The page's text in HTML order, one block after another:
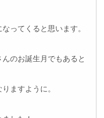
ってくると思います。
のお誕生月でもあると
ますように。